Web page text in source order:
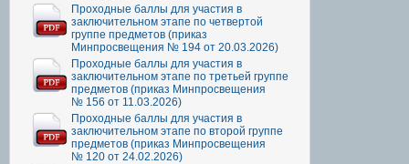
Проходные баллы для участия в
заключительном этапе по четвертой
группе предметов (приказ
Минпросвещения № 194 от 20.03.2026)
Проходные баллы для участия в
заключительном этапе по третьей группе
предметов (приказ Минпросвещения
№ 156 от 11.03.2026)
Проходные баллы для участия в
заключительном этапе по второй группе
предметов (приказ Минпросвещения
№ 120 от 24.02.2026)